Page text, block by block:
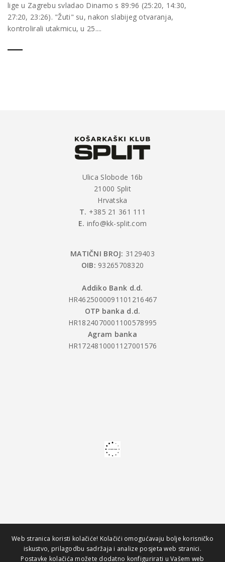
Web stranica koristi kolačiće! Kolačići omogućavaju bolje korisničko
iskustvo, prilagodbu sadržaja i analize posjeta web stranici.
Postavke kolačića možete dodatno konfigurirati u Vašem web
lige u Zagrebu svladao Dinamo s 89:96 (25:20, 14:30,
27:20, 23:26). "Žuti" su, nakon slabijeg otvaranja,
kontrolirali utakmicu, u 25....
Ulica Slobode 16b
21000 Split
Hrvatska
T. +385 21 361 111
E. info@kk-split.com
MATIČNI BROJ: 3129403
OIB: 93265708320
Addiko Bank d.d.
HR4625000091101216467
OTP banka d.d.
HR1824070001100578995
Agram banka
HR1724810001127001576